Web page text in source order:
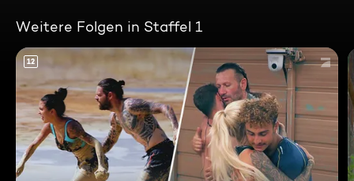
Weitere Folgen in Staffel 1
12